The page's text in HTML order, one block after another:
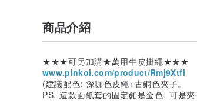
商品介紹
★★★可另加購★萬用牛皮掛繩★★★
www.pinkoi.com/product/Rmj9Xtfi
(建議配色: 深咖色皮繩+古銅色夾子。
PS. 這款面紙套的固定釦是金色, 可是